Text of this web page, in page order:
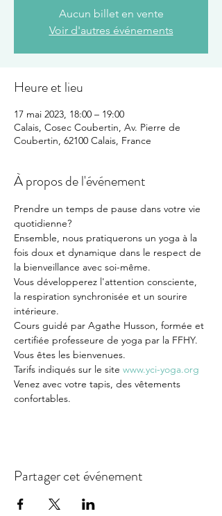
Aucun billet en vente
Voir d'autres événements
Heure et lieu
17 mai 2023, 18:00 – 19:00
Calais, Cosec Coubertin, Av. Pierre de
Coubertin, 62100 Calais, France
À propos de l'événement
Prendre un temps de pause dans votre vie
quotidienne?
Ensemble, nous pratiquerons un yoga à la
fois doux et dynamique dans le respect de
la bienveillance avec soi-même.
Vous développerez l'attention consciente,
la respiration synchronisée et un sourire
intérieure.
Cours guidé par Agathe Husson, formée et
certifiée professeure de yoga par la FFHY.
Vous êtes les bienvenues.
Tarifs indiqués sur le site www.yci-yoga.org
Venez avec votre tapis, des vêtements
confortables.
Partager cet événement